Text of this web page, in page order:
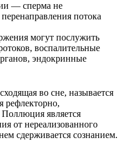
— сперма не
потока
могут послужить
воспалительные
эндокринные
во сне, называется
рефлекторно,
является
от нереализованного
сдерживается сознанием.